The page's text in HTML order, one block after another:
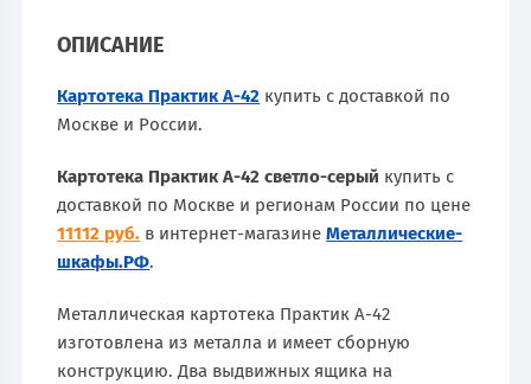
ОПИСАНИЕ
Картотека Практик А-42 купить с доставкой по
Москве и России.
Картотека Практик А-42 светло-серый купить с
доставкой по Москве и регионам России по цене
11112 руб. в интернет-магазинеМеталлические-
шкафы.РФ.
Металлическая картотека Практик А-42
изготовлена из металла и имеет сборную
конструкцию. Два выдвижных ящика на